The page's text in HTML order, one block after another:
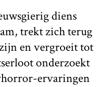
diens
trekt zich terug
en vergroeit tot
onderzoekt
ervaringen